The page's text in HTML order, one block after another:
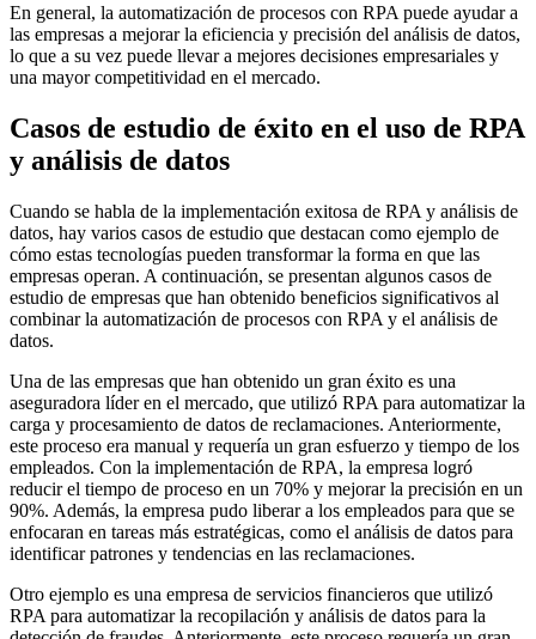
En general, la automatización de procesos con RPA puede ayudar a
las empresas a mejorar la eficiencia y precisión del análisis de datos,
lo que a su vez puede llevar a mejores decisiones empresariales y
una mayor competitividad en el mercado.
Casos de estudio de éxito en el uso de RPA
y análisis de datos
Cuando se habla de la implementación exitosa de RPA y análisis de
datos, hay varios casos de estudio que destacan como ejemplo de
cómo estas tecnologías pueden transformar la forma en que las
empresas operan. A continuación, se presentan algunos casos de
estudio de empresas que han obtenido beneficios significativos al
combinar la automatización de procesos con RPA y el análisis de
datos.
Una de las empresas que han obtenido un gran éxito es una
aseguradora líder en el mercado, que utilizó RPA para automatizar la
carga y procesamiento de datos de reclamaciones. Anteriormente,
este proceso era manual y requería un gran esfuerzo y tiempo de los
empleados. Con la implementación de RPA, la empresa logró
reducir el tiempo de proceso en un 70% y mejorar la precisión en un
90%. Además, la empresa pudo liberar a los empleados para que se
enfocaran en tareas más estratégicas, como el análisis de datos para
identificar patrones y tendencias en las reclamaciones.
Otro ejemplo es una empresa de servicios financieros que utilizó
RPA para automatizar la recopilación y análisis de datos para la